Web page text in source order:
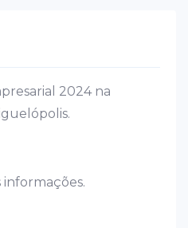
2024 na
informações.